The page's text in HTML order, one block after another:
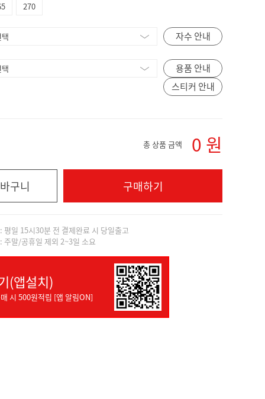
270
자수 안내
용품 안내
스티커 안내
총 상품 금액 0 원
구니 구매하기
평일 15시30분 전 결제완료 시 당일출고
주말/공휴일 제외 2~3일 소요
(앱설치)
시 500원적립 [앱 알림ON]